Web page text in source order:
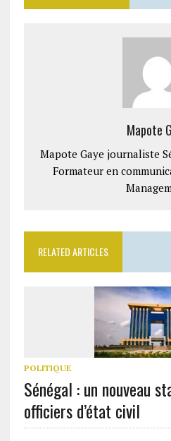
Mapote
Mapote Gaye journaliste
Formateur en
RELATED ARTICLES
POLITIQUE
Sénégal : un nouveau
officiers d’état civil